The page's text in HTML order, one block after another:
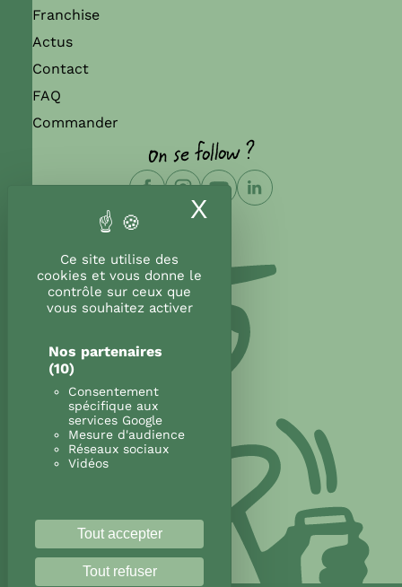
Ce site utilise des
cookies et vous donne le
contrôle sur ceux que
vous souhaitez activer
Nos partenaires
(10)
Consentement
spécifique aux
services Google
Mesure d'audience
Réseaux sociaux
Vidéos
Tout accepter
Tout refuser
X Masquer le
Franchise
Actus
Contact
FAQ
Commander
On se follow ?